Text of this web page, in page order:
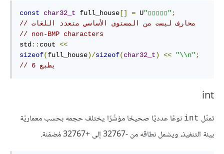
const char32_t full_house [] = U"▯▯▯▯▯" ;
// محارف ليست من المستوى الأساسي متعدد اللغات
// non-BMP characters
std :: cout <<
sizeof(full_house)/sizeof(char32_t) << "\\n" ;
// يطبع 6
int
تمثّل int نوعًا عدديًا صحيحًا مؤشّرًا يختلف حجمه بحسب معماريّة
بيئة التنفيذ، ويشمل نطاقه من -32767 إلى +32767 مُضمّنة.